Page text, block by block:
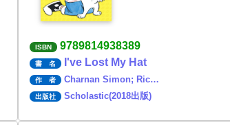
ISBN 9789814938389
書 名 I've Lost My Hat
作 者 Charnan Simon; Ric…
出版社 Scholastic(2018出版)